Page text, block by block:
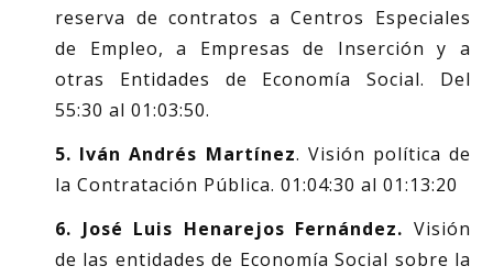
reserva de contratos a Centros Especiales
de Empleo, a Empresas de Inserción y a
otras Entidades de Economía Social. Del
55:30 al 01:03:50.
5. Iván Andrés Martínez. Visión política de
la Contratación Pública. 01:04:30 al 01:13:20
6. José Luis Henarejos Fernández. Visión
de las entidades de Economía Social sobre la